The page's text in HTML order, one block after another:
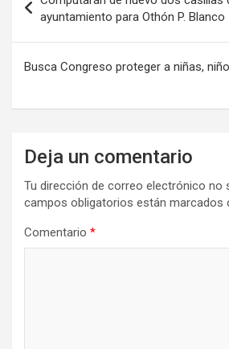
de
entradas
ayuntamiento para Othón P. Blanco
Busca Congreso proteger a niñas,
Deja un comentario
Tu dirección de correo electrónico no
campos obligatorios están marcados
Comentario *